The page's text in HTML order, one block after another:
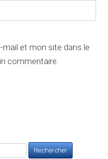
et mon site dans le
commentaire.